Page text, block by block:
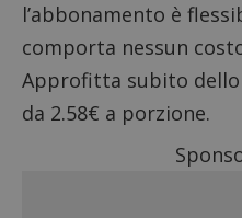
l’abbonamento è
comporta nessun
Approfitta subito dello
da 2.58€ a porzione.